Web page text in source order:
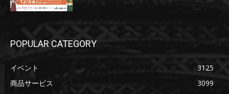
POPULAR CATEGORY
イベント
3125
商品サービス
3099